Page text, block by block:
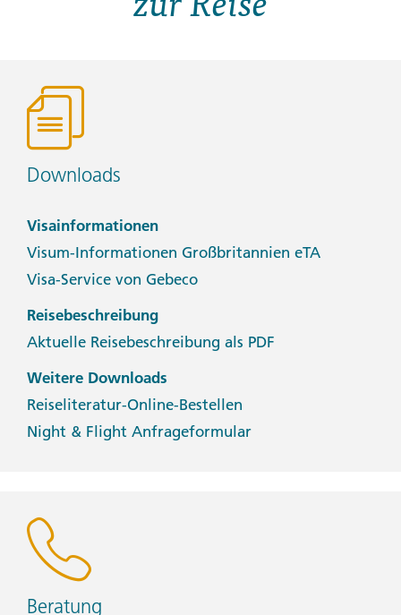
Downloads
Visainformationen
Visum-Informationen Großbritannien eTA
Visa-Service von Gebeco
Reisebeschreibung
Aktuelle Reisebeschreibung als PDF
Weitere Downloads
Reiseliteratur-Online-Bestellen
Night & Flight Anfrageformular
Beratung